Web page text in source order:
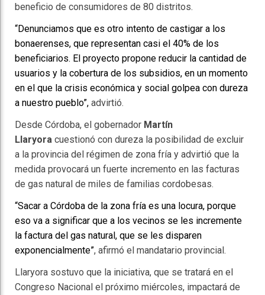
beneficio de consumidores de 80 distritos.
“Denunciamos que es otro intento de castigar a los
bonaerenses, que representan casi el 40% de los
beneficiarios. El proyecto propone reducir la cantidad de
usuarios y la cobertura de los subsidios, en un momento
en el que la crisis económica y social golpea con dureza
a nuestro pueblo”, advirtió.
Desde Córdoba, el gobernador Martín
Llaryora cuestionó con dureza la posibilidad de excluir
a la provincia del régimen de zona fría y advirtió que la
medida provocará un fuerte incremento en las facturas
de gas natural de miles de familias cordobesas.
“Sacar a Córdoba de la zona fría es una locura, porque
eso va a significar que a los vecinos se les incremente
la factura del gas natural, que se les disparen
exponencialmente”, afirmó el mandatario provincial.
Llaryora sostuvo que la iniciativa, que se tratará en el
Congreso Nacional el próximo miércoles, impactará de